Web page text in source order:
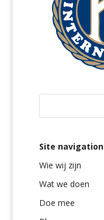
Site navigation
Wie wij zijn
Wat we doen
Doe mee